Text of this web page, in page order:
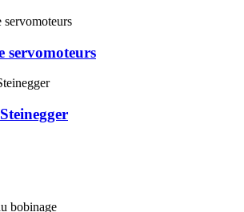
servomoteurs